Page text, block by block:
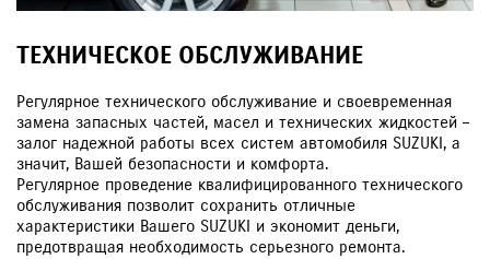
ТЕХНИЧЕСКОЕ ОБСЛУЖИВАНИЕ
Регулярное технического обслуживание и своевременная
замена запасных частей, масел и технических жидкостей –
залог надежной работы всех систем автомобиля SUZUKI, а
значит, Вашей безопасности и комфорта.
Регулярное проведение квалифицированного технического
обслуживания позволит сохранить отличные
характеристики Вашего SUZUKI и экономит деньги,
предотвращая необходимость серьезного ремонта.